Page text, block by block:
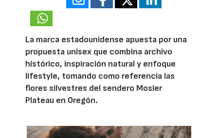
La marca estadounidense apuesta por una
propuesta unisex que combina archivo
histórico, inspiración natural y enfoque
lifestyle, tomando como referencia las
flores silvestres del sendero Mosier
Plateau en Oregón.